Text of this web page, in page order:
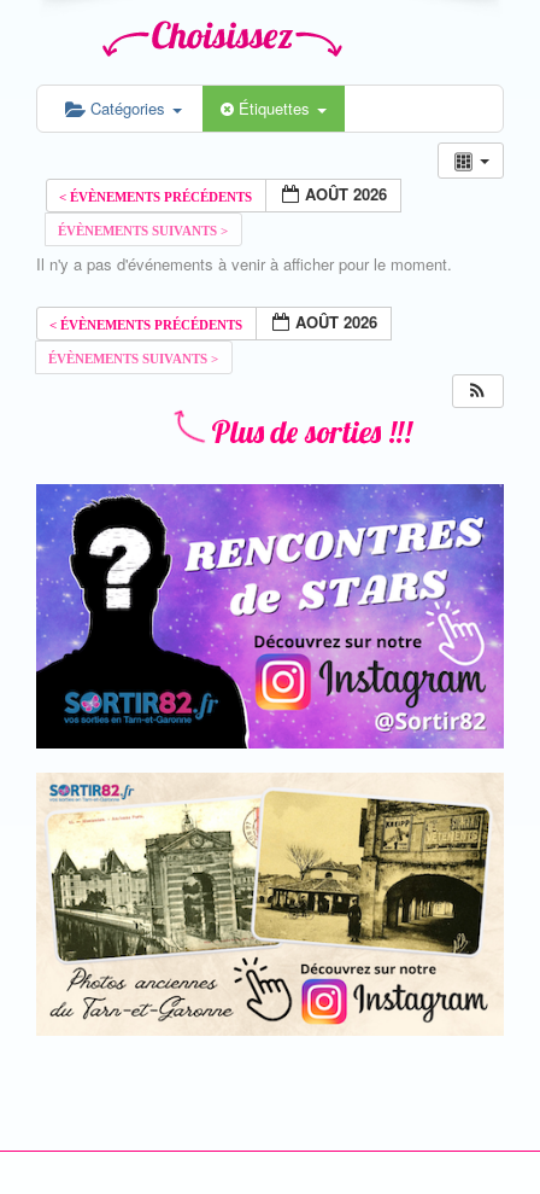
Catégories Étiquettes
AOÛT 2026
Il n'y a pas d'événements à venir à afficher pour le moment.
AOÛT 2026